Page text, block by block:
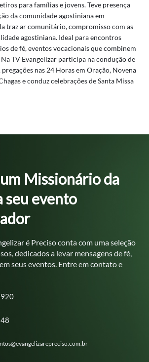
para famílias e jovens. Teve presença
da comunidade agostiniana em
traz ar comunitário, compromisso com as
agostiniana. Ideal para encontros
de fé, eventos vocacionais que combinem
Na TV Evangelizar participa na condução de
nas 24 Horas em Oração, Novena
e conduz celebrações de Santa Missa
Missionário da
seu evento
é Preciso conta com uma seleção
dedicados a levar mensagens de fé,
seus eventos. Entre em contato e